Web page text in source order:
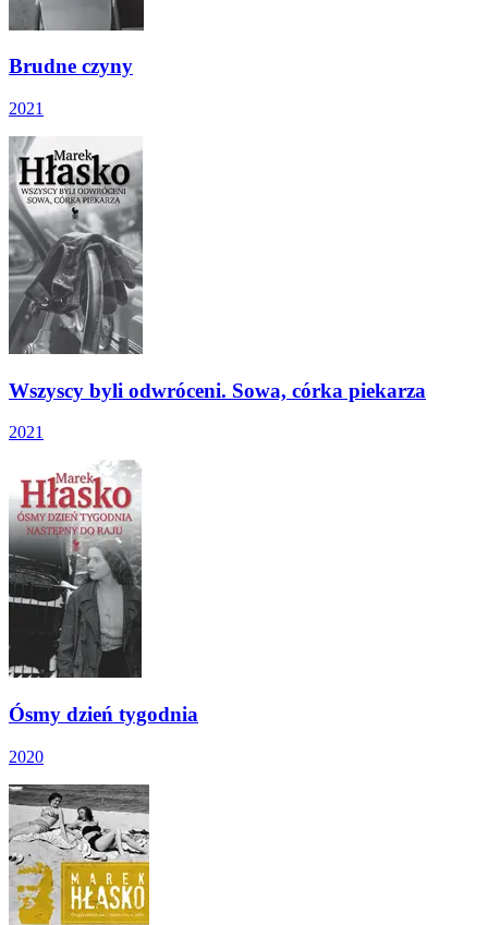
Brudne czyny
2021
Wszyscy byli odwróceni. Sowa, córka piekarza
2021
Ósmy dzień tygodnia
2020